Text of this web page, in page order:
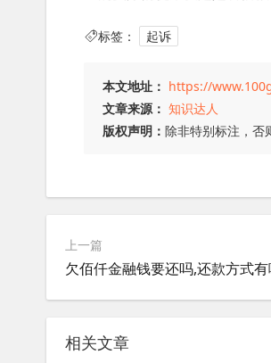
标签： 起诉
本文地址： https://
文章来源： 知识达人
版权声明： 除非特别标注，否
上一篇
相关文章